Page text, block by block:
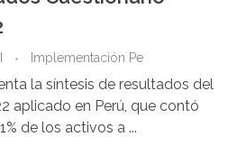
Implementación Pe
la síntesis de resultados del
aplicado en Perú, que contó
de los activos a ...